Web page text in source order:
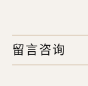
留言咨询